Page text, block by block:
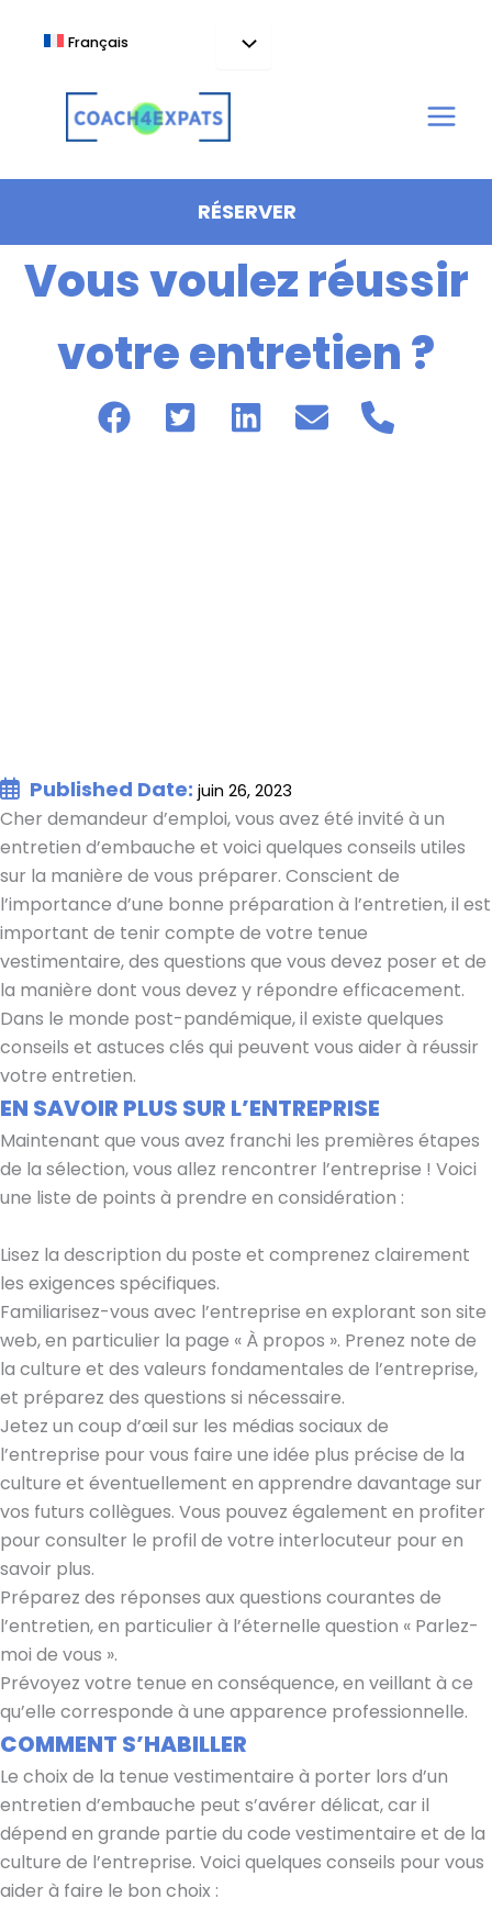
Français
RÉSERVER
Vous voulez réussir
votre entretien ?
Published Date: juin 26, 2023
Cher demandeur d’emploi, vous avez été invité à un
entretien d’embauche et voici quelques conseils utiles
sur la manière de vous préparer. Conscient de
l’importance d’une bonne préparation à l’entretien, il est
important de tenir compte de votre tenue
vestimentaire, des questions que vous devez poser et de
la manière dont vous devez y répondre efficacement.
Dans le monde post-pandémique, il existe quelques
conseils et astuces clés qui peuvent vous aider à réussir
votre entretien.
EN SAVOIR PLUS SUR L’ENTREPRISE
Maintenant que vous avez franchi les premières étapes
de la sélection, vous allez rencontrer l’entreprise ! Voici
une liste de points à prendre en considération :
Lisez la description du poste et comprenez clairement
les exigences spécifiques.
Familiarisez-vous avec l’entreprise en explorant son site
web, en particulier la page « À propos ». Prenez note de
la culture et des valeurs fondamentales de l’entreprise,
et préparez des questions si nécessaire.
Jetez un coup d’œil sur les médias sociaux de
l’entreprise pour vous faire une idée plus précise de la
culture et éventuellement en apprendre davantage sur
vos futurs collègues. Vous pouvez également en profiter
pour consulter le profil de votre interlocuteur pour en
savoir plus.
Préparez des réponses aux questions courantes de
l’entretien, en particulier à l’éternelle question « Parlez-
moi de vous ».
Prévoyez votre tenue en conséquence, en veillant à ce
qu’elle corresponde à une apparence professionnelle.
COMMENT S’HABILLER
Le choix de la tenue vestimentaire à porter lors d’un
entretien d’embauche peut s’avérer délicat, car il
dépend en grande partie du code vestimentaire et de la
culture de l’entreprise. Voici quelques conseils pour vous
aider à faire le bon choix :